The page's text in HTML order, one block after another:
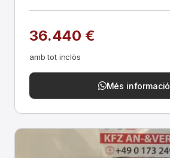
36.440 €
amb tot inclòs
Més informació